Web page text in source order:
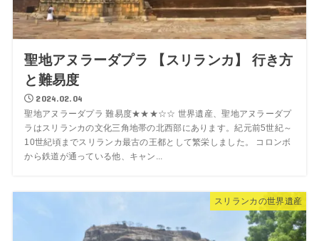
聖地アヌラーダプラ 【スリランカ】 行き方
と難易度
2024.02.04
聖地アヌラーダプラ 難易度★★★☆☆ 世界遺産、聖地アヌラーダプ
ラはスリランカの文化三角地帯の北西部にあります。紀元前5世紀～
10世紀頃までスリランカ最古の王都として繁栄しました。 コロンボ
から鉄道が通っている他、キャン...
スリランカの世界遺産